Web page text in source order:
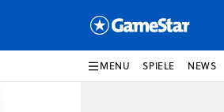
MENU SPIELE NEWS